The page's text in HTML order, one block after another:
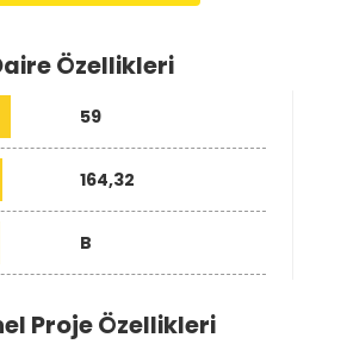
Özellikleri
59
164,32
B
Proje Özellikleri